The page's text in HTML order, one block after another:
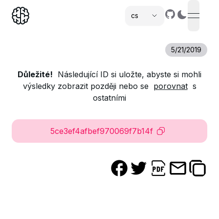
cs
open
5/21/2019
Důležité! Následující ID si uložte, abyste si mohli
výsledky zobrazit později nebo se porovnat s
ostatními
5ce3ef4afbef970069f7b14f